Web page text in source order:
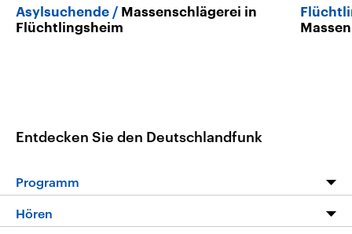
Asylsuchende
Massenschlägerei in
Flüchtlingsheim
Entdecken Sie den Deutschlandfunk
Programm
Programm
Hören